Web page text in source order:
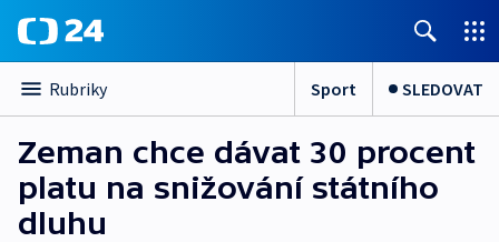
Rubriky Sport SLEDOVAT
Zeman chce dávat 30 procent
platu na snižování státního
dluhu